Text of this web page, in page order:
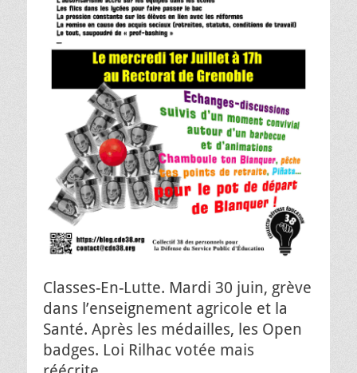
Classes-En-Lutte. Mardi 30 juin, grève
dans l’enseignement agricole et la
Santé. Après les médailles, les Open
badges. Loi Rilhac votée mais